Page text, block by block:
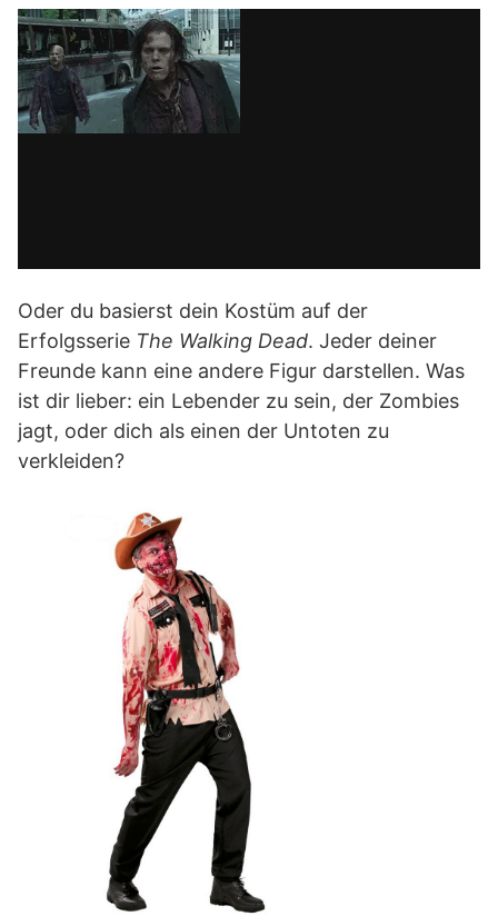
Oder du basierst dein Kostüm auf der
Erfolgsserie The Walking Dead. Jeder deiner
Freunde kann eine andere Figur darstellen. Was
ist dir lieber: ein Lebender zu sein, der Zombies
jagt, oder dich als einen der Untoten zu
verkleiden?